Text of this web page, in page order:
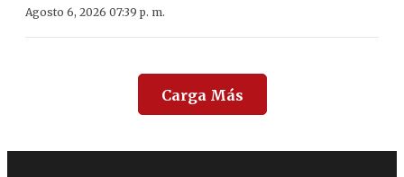
Agosto 6, 2026 07:39 p. m.
Carga Más